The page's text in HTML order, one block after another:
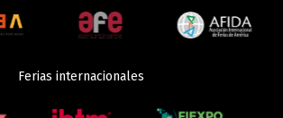
Ferias internacionales